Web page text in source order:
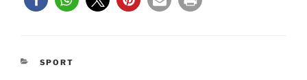
KATEGORIEN
SPORT